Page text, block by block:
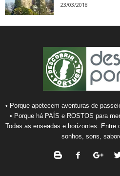
23/03/2018
• Porque apetecem aventuras de
• Porque há PAÍS e ROSTOS para
Todas as enseadas e horizontes. Entre
sonhos, sons,